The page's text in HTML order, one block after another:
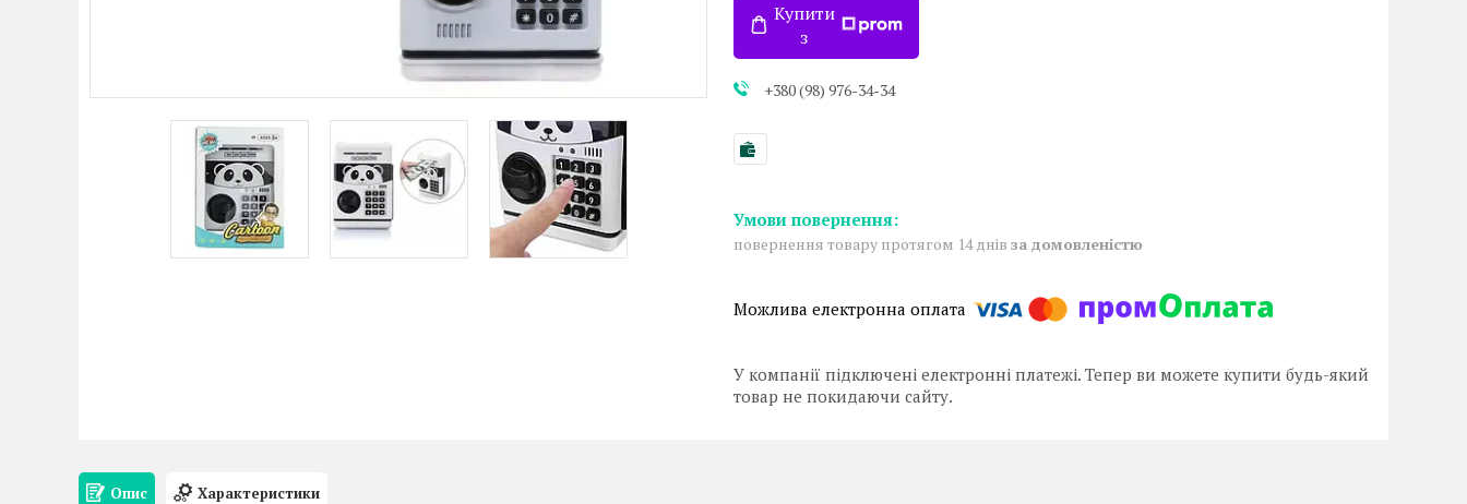
Купити
з
+380 (98) 976-34-34
повернення товару протягом 14 днів за домовленістю
У компанії підключені електронні платежі. Тепер ви можете купити будь-який
товар не покидаючи сайту.
Опис Характеристики